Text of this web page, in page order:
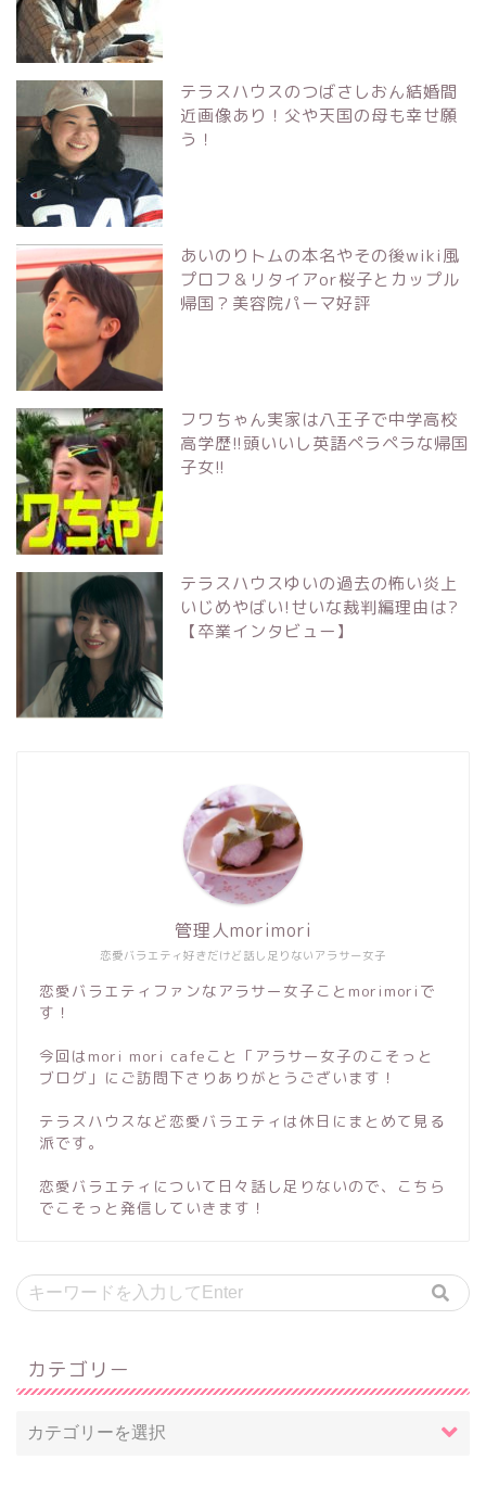
テラスハウスのつばさしおん結婚間
近画像あり！父や天国の母も幸せ願
う！
あいのりトムの本名やその後wiki風
プロフ＆リタイアor桜子とカップル
帰国？美容院パーマ好評
フワちゃん実家は八王子で中学高校
高学歴!!頭いいし英語ペラペラな帰国
子女!!
テラスハウスゆいの過去の怖い炎上
いじめやばい!せいな裁判編理由は?
【卒業インタビュー】
恋愛バラエティ好きだけど話し足りないアラサー女子
管理人morimori
恋愛バラエティファンなアラサー女子ことmorimoriで
す！
今回はmori mori cafeこと「アラサー女子のこそっと
ブログ」にご訪問下さりありがとうございます！
テラスハウスなど恋愛バラエティは休日にまとめて見る
派です。
恋愛バラエティについて日々話し足りないので、こちら
でこそっと発信していきます！
カテゴリー